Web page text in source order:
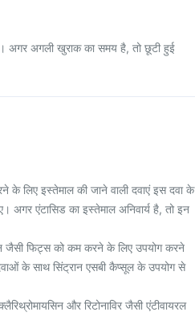
अगली खुराक का समय है, तो छूटी हुई
के लिए इस्तेमाल की जाने वाली दवाएं इस दवा के
एंटासिड का इस्तेमाल अनिवार्य है, तो इन
जैसी फिट्स को कम करने के लिए उपयोग करने
दवाओं के साथ सिंट्रान एसबी कैप्सूल के उपयोग से
और रिटोनाविर जैसी एंटीवायरल